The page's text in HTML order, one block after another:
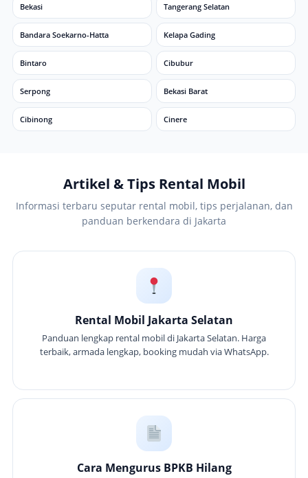
Bekasi Tangerang Selatan
Bandara Soekarno-Hatta Kelapa Gading
Bintaro Cibubur
Serpong Bekasi Barat
Cibinong Cinere
Artikel & Tips Rental Mobil
Informasi terbaru seputar rental mobil, tips perjalanan, dan
panduan berkendara di Jakarta
Rental Mobil Jakarta Selatan
Panduan lengkap rental mobil di Jakarta Selatan. Harga
terbaik, armada lengkap, booking mudah via WhatsApp.
Cara Mengurus BPKB Hilang